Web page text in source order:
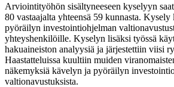
Arviointityöhön sisältyneeseen kyselyyn
80 vastaajalta yhteensä 59 kunnasta.
pyöräilyn investointiohjelman
yhteyshenkilöille. Kyselyn lisäksi työssä
hakuaineiston analyysiä ja järjestettiin viisi
Haastatteluissa kuultiin muiden
näkemyksiä kävelyn ja pyöräilyn
valtionavustuksista.